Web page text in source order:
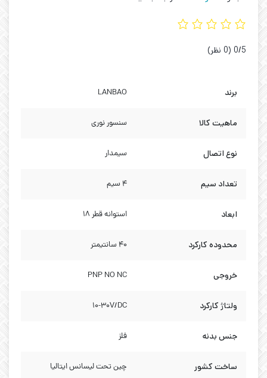
‫0/5 ‫(0 نظر)
برند LANBAO
ماهیت کالا سنسور نوری
نوع اتصال سیمدار
تعداد سیم 4 سیم
ابعاد استوانه قطر 18
محدوده کارکرد 40 سانتیمتر
خروجی PNP NO NC
ولتاژ کارکرد 10-30V/DC
جنس بدنه فلز
ساخت کشور چین تحت لیسانس ایتالیا